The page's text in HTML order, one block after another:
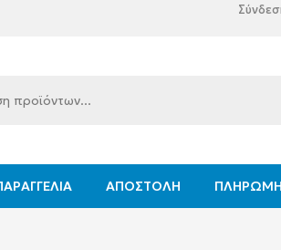
ΑΠΟΣΤΟΛΉ ΠΛΗΡΩΜΉ